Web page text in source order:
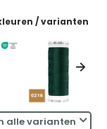
/ varianten
alle varianten